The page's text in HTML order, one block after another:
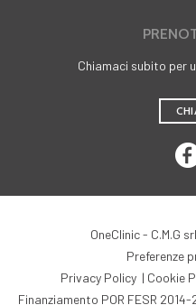
Chiamaci subito per
OneClinic - C.M.G
Preferenze
Privacy Policy | Cookie
Finanziamento POR FESR